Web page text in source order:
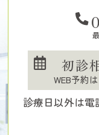
初診
WEB予約
診療日以外は電